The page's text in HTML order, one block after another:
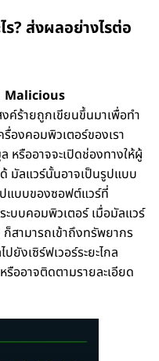
? ส่งผลอย่างไรต่อ
Malicious
ค์ร้ายถูกเขียนขึ้นมาเพื่อทำ
องคอมพิวเตอร์ของเรา
หรืออาจจะเปิดช่องทางให้ผู้
ด้ มัลแวร์นั้นอาจเป็นรูปแบบ
แบบของซอฟต์แวร์ที่
บบคอมพิวเตอร์ เมื่อมัลแวร์
สามารถเข้าถึงทรัพยากร
ยังเซิร์ฟเวอร์ระยะไกล
รืออาจติดตามรายละเอียด